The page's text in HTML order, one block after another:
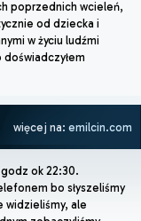
poprzednich wcieleń,
od dziecka i
w życiu ludźmi
więcej na: emilcin.com
godz ok 22:30.
bo słyszeliśmy
widzieliśmy, ale